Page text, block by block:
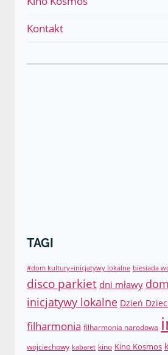
Kontakt
TAGI
#dom kultury+inicjatywy lokalne biesiada
disco parkiet dni mławy
inicjatywy lokalne Dzień
filharmonia filharmonia narodowa
wojciechowy kabaret kino Kino Kosmos